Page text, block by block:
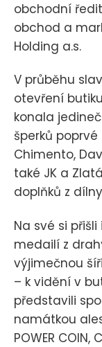
obchodní
obchod a
Holding a.s.
V průběhu
otevření butiku
konala
šperků
Chimento,
také JK a
doplňků z
Na své si
medailí z
výjimečnou
– k vidění v
představili
namátkou
POWER